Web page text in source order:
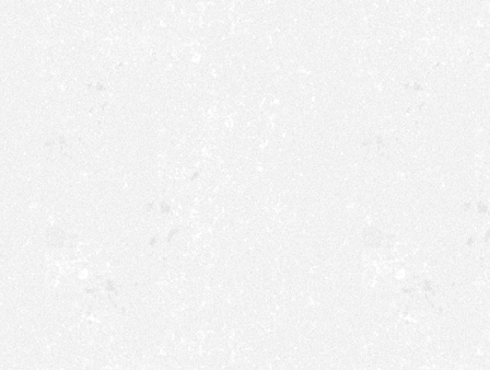
gefrühstückt. Um 10:45
und wieder hörte es
Schiessens war zum
Hümmecke die Krone und
die Liste: Zepter Daniel
Flügel Christian Mester,
dem Verlust der Flügel